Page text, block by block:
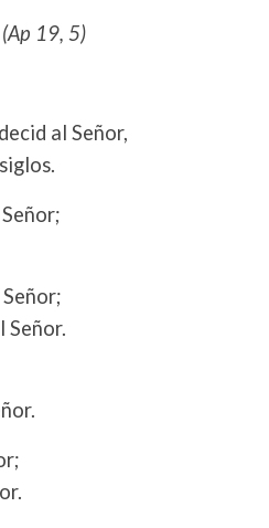
(Ap 19, 5)
al Señor,
Señor.